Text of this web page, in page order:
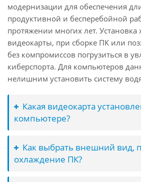
модернизации для обеспечения
продуктивной и бесперебойной
протяжении многих лет.
видеокарты, при сборке ПК или
без компромиссов погрузиться в
киберспорта. Для компьютеров
нелишним установить систему
Какая видеокарта
компьютере?
Как выбрать внешний вид,
охлаждение ПК?